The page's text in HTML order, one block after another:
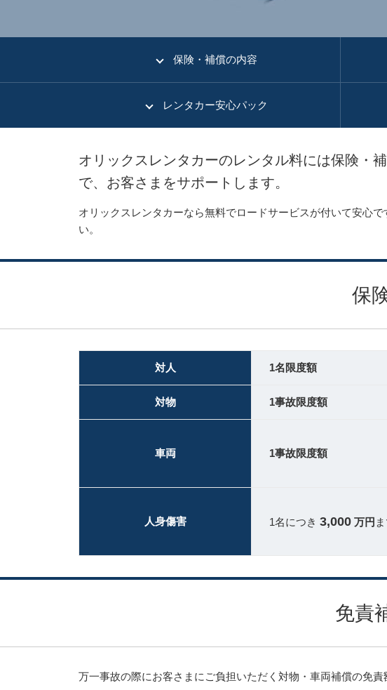
保険・補償の内容
レンタカー安心パック
オリックスレンタカーのレンタル料には保険・
で、お客さまをサポートします。
オリックスレンタカーなら無料でロードサービスが付いて安心
い。
保
対人 1名限度額
対物 1事故限度額
車両 1事故限度額
人身傷害 1名につき 3,000 万円
免責
万一事故の際にお客さまにご負担いただく対物・車両補償の免責